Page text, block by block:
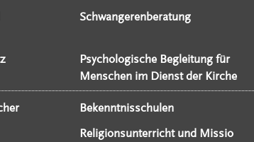
Schwangerenberatung
Psychologische Begleitung für
Menschen im Dienst der Kirche
Bekenntnisschulen
Religionsunterricht und Missio